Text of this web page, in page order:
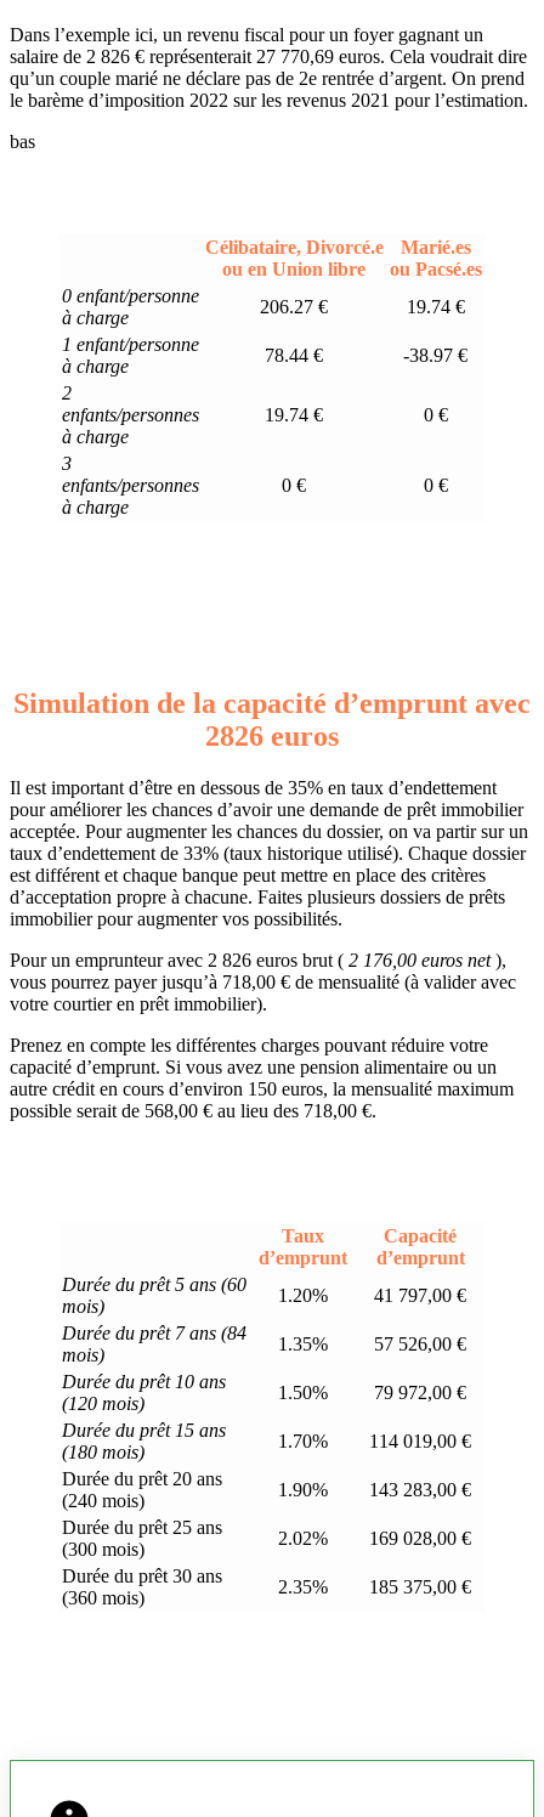
Dans l’exemple ici, un revenu fiscal pour un foyer gagnant un
salaire de 2 826 € représenterait 27 770,69 euros. Cela voudrait dire
qu’un couple marié ne déclare pas de 2e rentrée d’argent. On prend
le barème d’imposition 2022 sur les revenus 2021 pour l’estimation.
bas
Célibataire, Divorcé.e
ou en Union libre
Marié.es
ou Pacsé.es
0 enfant/personne
à charge
206.27 €
19.74 €
1 enfant/personne
à charge
78.44 €
-38.97 €
2
enfants/personnes
à charge
19.74 € 0 €
3
enfants/personnes
à charge
0 € 0 €
Simulation de la capacité d’emprunt avec
2826 euros
Il est important d’être en dessous de 35% en taux d’endettement
pour améliorer les chances d’avoir une demande de prêt immobilier
acceptée. Pour augmenter les chances du dossier, on va partir sur un
taux d’endettement de 33% (taux historique utilisé). Chaque dossier
est différent et chaque banque peut mettre en place des critères
d’acceptation propre à chacune. Faites plusieurs dossiers de prêts
immobilier pour augmenter vos possibilités.
Pour un emprunteur avec 2 826 euros brut ( 2 176,00 euros net),
vous pourrez payer jusqu’à 718,00 € de mensualité (à valider avec
votre courtier en prêt immobilier).
Prenez en compte les différentes charges pouvant réduire votre
capacité d’emprunt. Si vous avez une pension alimentaire ou un
autre crédit en cours d’environ 150 euros, la mensualité maximum
possible serait de 568,00 € au lieu des 718,00 €.
Taux
d’emprunt
Capacité
d’emprunt
Durée du prêt 5 ans (60
mois)
1.20%
41 797,00 €
Durée du prêt 7 ans (84
mois)
1.35%
57 526,00 €
Durée du prêt 10 ans
(120 mois)
1.50%
79 972,00 €
Durée du prêt 15 ans
(180 mois)
1.70%
114 019,00 €
Durée du prêt 20 ans
(240 mois)
1.90%
143 283,00 €
Durée du prêt 25 ans
(300 mois)
2.02%
169 028,00 €
Durée du prêt 30 ans
(360 mois)
2.35% 185 375,00 €